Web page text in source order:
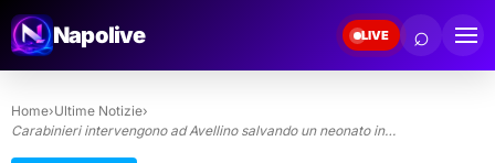
Napolive LIVE ⌕
Home›Ultime Notizie›
Carabinieri intervengono ad Avellino salvando un neonato in…